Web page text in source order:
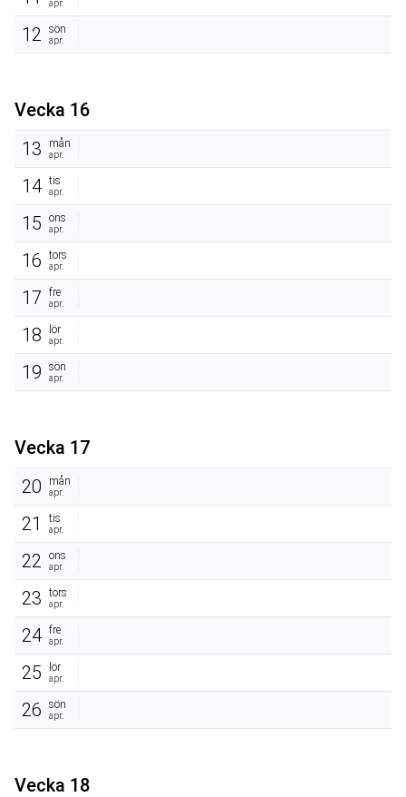
apr.
12 sön
apr.
Vecka 16
13
mån
apr.
14 tis
apr.
15 ons
apr.
16 tors
apr.
17 fre
apr.
18 lör
apr.
19 sön
apr.
Vecka 17
20
mån
apr.
21 tis
apr.
22 ons
apr.
23 tors
apr.
24 fre
apr.
25 lör
apr.
26 sön
apr.
Vecka 18